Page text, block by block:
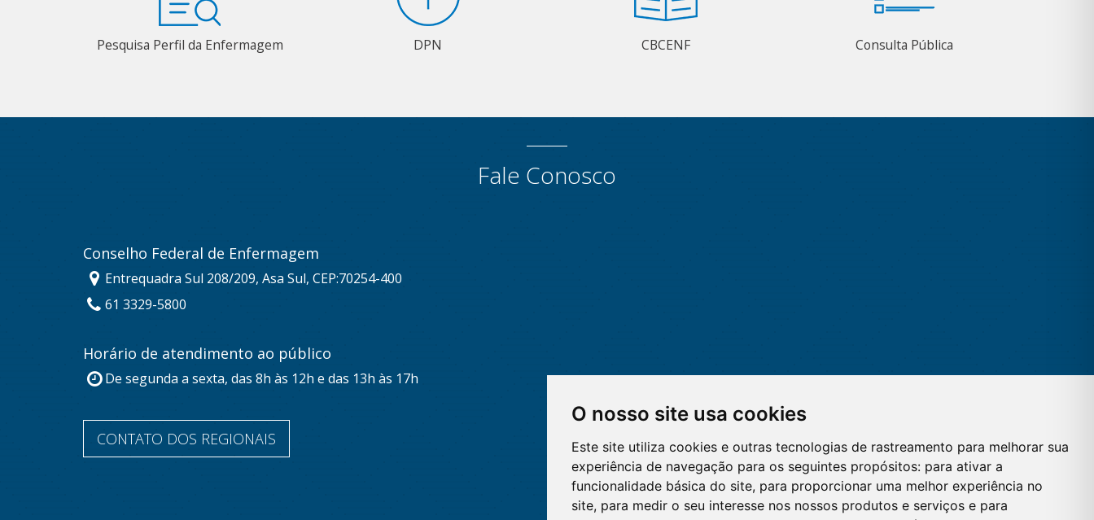
O nosso site usa cookies
Este site utiliza cookies e outras tecnologias de rastreamento para melhorar sua
experiência de navegação para os seguintes propósitos: para ativar a
funcionalidade básica do site, para proporcionar uma melhor experiência no
site, para medir o seu interesse nos nossos produtos e serviços e para
Pesquisa Perfil da Enfermagem DPN CBCENF Consulta Pública
Fale Conosco
Conselho Federal de Enfermagem
Entrequadra Sul 208/209, Asa Sul, CEP:70254-400
61 3329-5800
Horário de atendimento ao público
De segunda a sexta, das 8h às 12h e das 13h às 17h
CONTATO DOS REGIONAIS